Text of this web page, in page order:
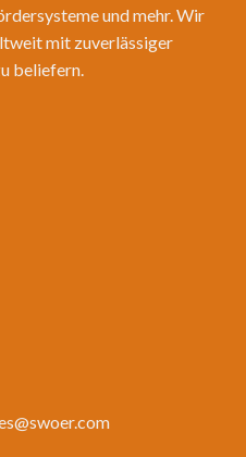
und mehr. Wir
mit zuverlässiger
beliefern.